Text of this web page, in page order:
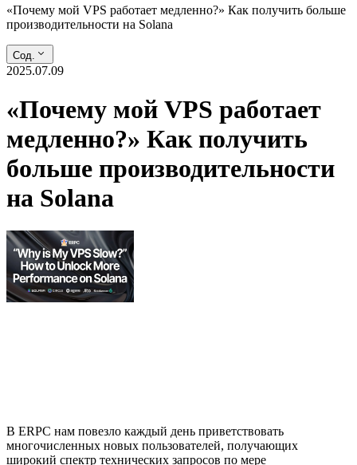
«Почему мой VPS работает медленно?» Как получить больше
производительности на Solana
Сод.
2025.07.09
«Почему мой VPS работает
медленно?» Как получить
больше производительности
на Solana
В ERPC нам повезло каждый день приветствовать
многочисленных новых пользователей, получающих
широкий спектр технических запросов по мере